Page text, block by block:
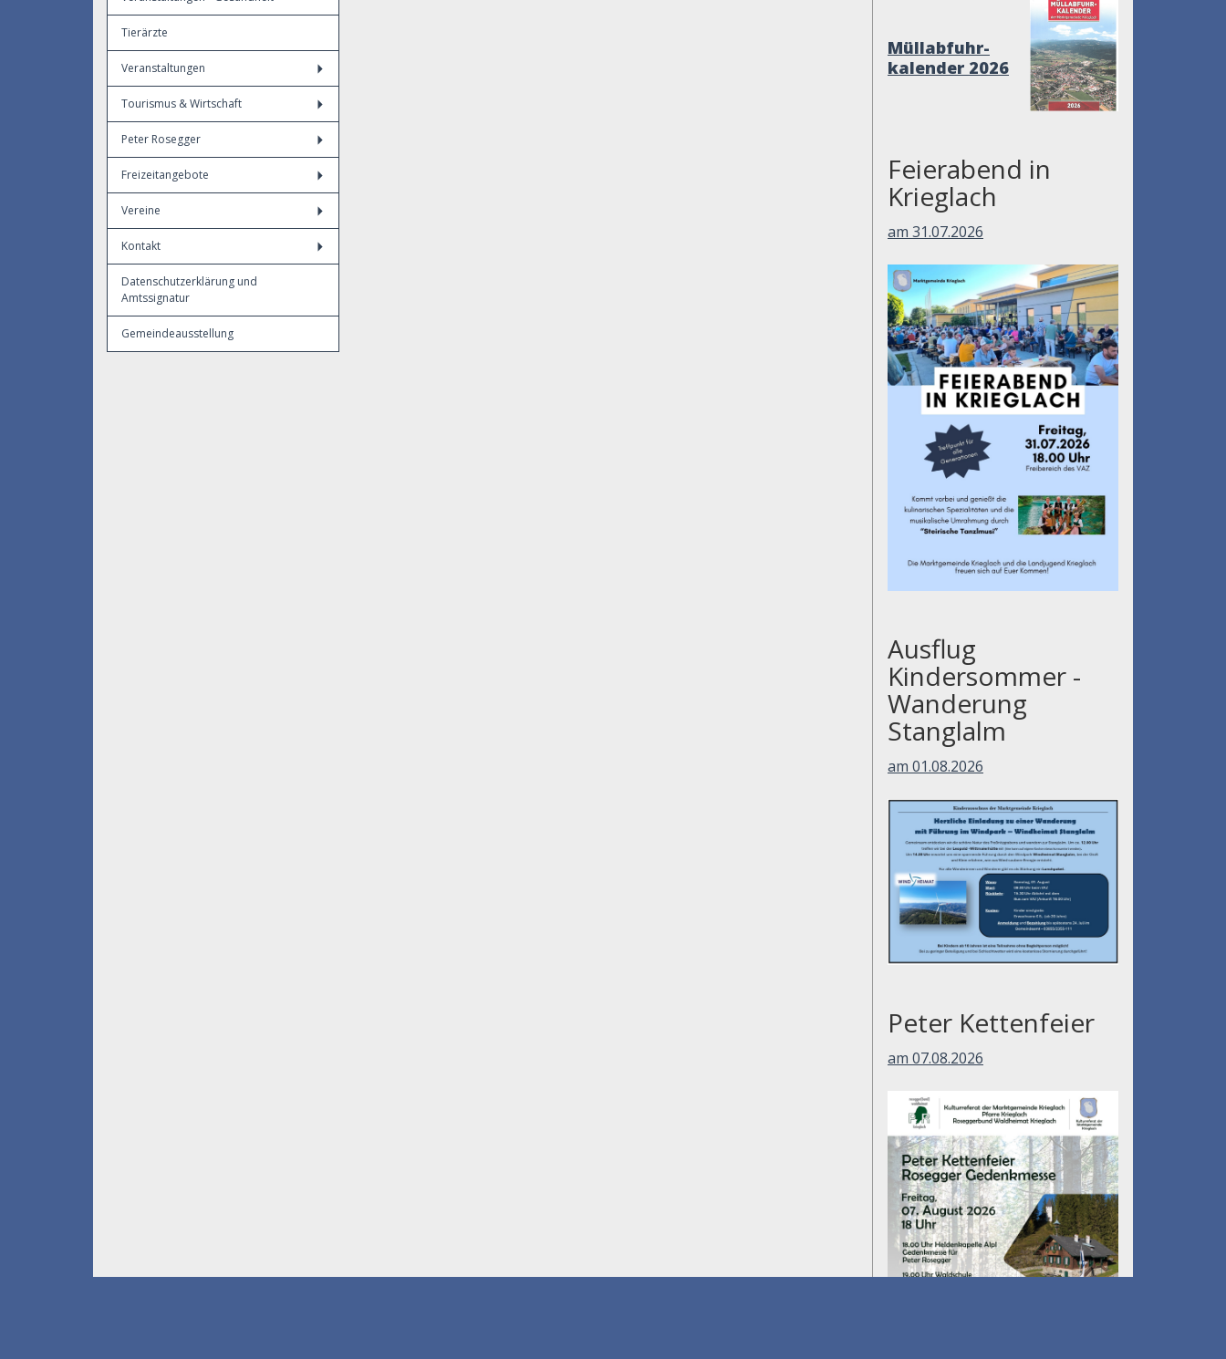
Tierärzte
Veranstaltungen
Tourismus & Wirtschaft
Peter Rosegger
Freizeitangebote
Vereine
Kontakt
Datenschutzerklärung und
Amtssignatur
Gemeindeausstellung
Müllabfuhr-
kalender 2026
Feierabend in
Krieglach
am 31.07.2026
Ausflug
Kindersommer -
Wanderung
Stanglalm
am 01.08.2026
Peter Kettenfeier
am 07.08.2026